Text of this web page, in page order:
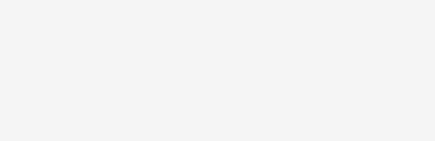
НА ПЕРИОД ДО 2035